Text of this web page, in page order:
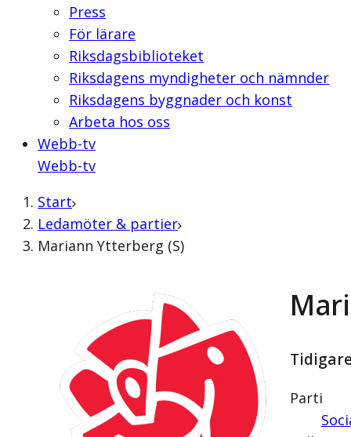
Press
För lärare
Riksdagsbiblioteket
Riksdagens myndigheter och nämnder
Riksdagens byggnader och konst
Arbeta hos oss
Webb-tv
Webb-tv
Start
Ledamöter & partier
Mariann Ytterberg (S)
Parti